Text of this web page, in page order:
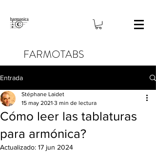
FARMOTABS
Entrada
Cómo leer las tablaturas
para armónica?
Stéphane Laidet
15 may 2021 3 min de lectura
Actualizado: 17 jun 2024